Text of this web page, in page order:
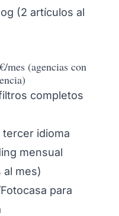
(2 artículos al
(agencias con
completos
idioma
mensual
al mes)
para